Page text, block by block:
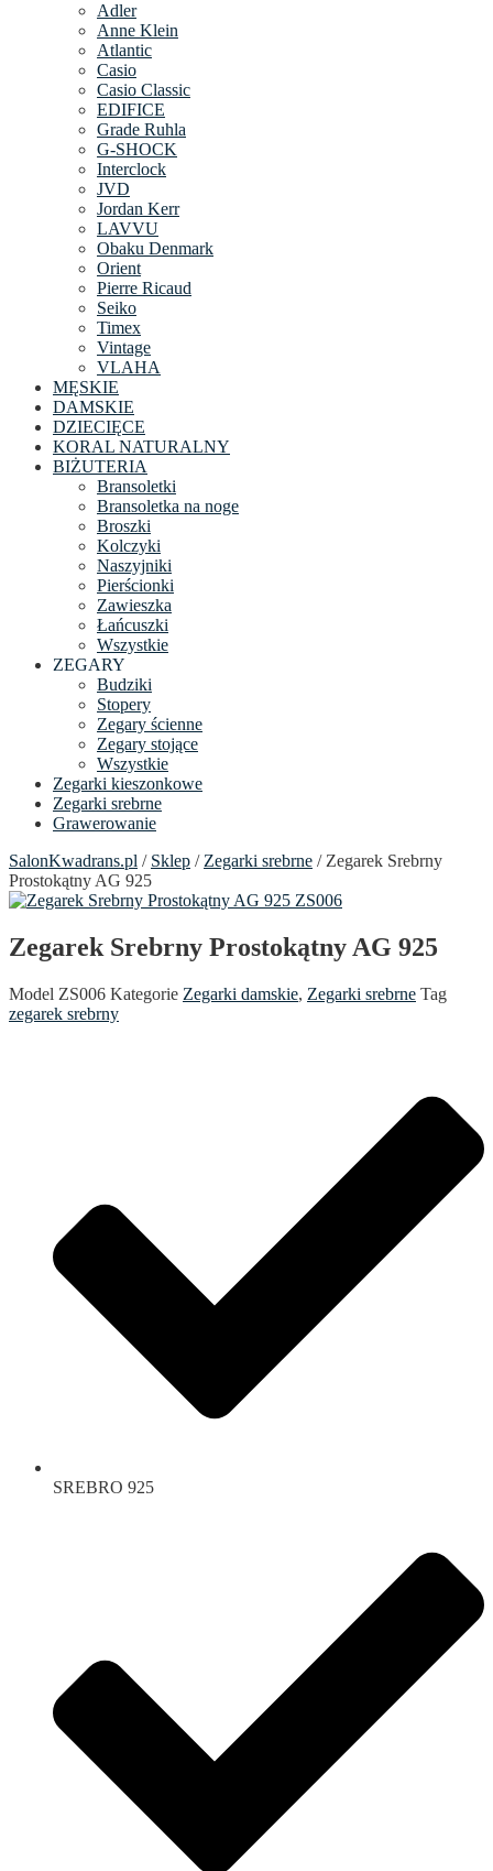
Adler
Anne Klein
Atlantic
Casio
Casio Classic
EDIFICE
Grade Ruhla
G-SHOCK
Interclock
JVD
Jordan Kerr
LAVVU
Obaku Denmark
Orient
Pierre Ricaud
Seiko
Timex
Vintage
VLAHA
MĘSKIE
DAMSKIE
DZIECIĘCE
KORAL NATURALNY
BIŻUTERIA
Bransoletki
Bransoletka na noge
Broszki
Kolczyki
Naszyjniki
Pierścionki
Zawieszka
Łańcuszki
Wszystkie
ZEGARY
Budziki
Stopery
Zegary ścienne
Zegary stojące
Wszystkie
Zegarki kieszonkowe
Zegarki srebrne
Grawerowanie
SalonKwadrans.pl / Sklep / Zegarki srebrne / Zegarek Srebrny
Prostokątny AG 925
Zegarek Srebrny Prostokątny AG 925
Model ZS006 Kategorie Zegarki damskie, Zegarki srebrne Tag
zegarek srebrny
SREBRO 925